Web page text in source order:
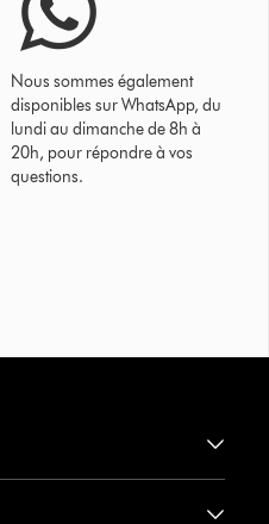
Nous sommes également
disponibles sur WhatsApp, du
lundi au dimanche de 8h à
20h, pour répondre à vos
questions.